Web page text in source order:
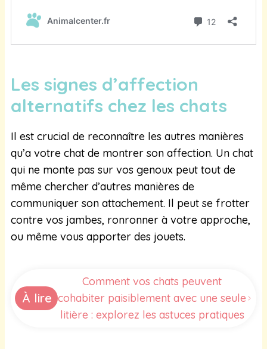
Les signes d’affection
alternatifs chez les chats
Il est crucial de reconnaître les autres manières
qu’a votre chat de montrer son affection. Un chat
qui ne monte pas sur vos genoux peut tout de
même chercher d’autres manières de
communiquer son attachement. Il peut se frotter
contre vos jambes, ronronner à votre approche,
ou même vous apporter des jouets.
À lire
Comment vos chats peuvent
cohabiter paisiblement avec une seule
litière : explorez les astuces pratiques